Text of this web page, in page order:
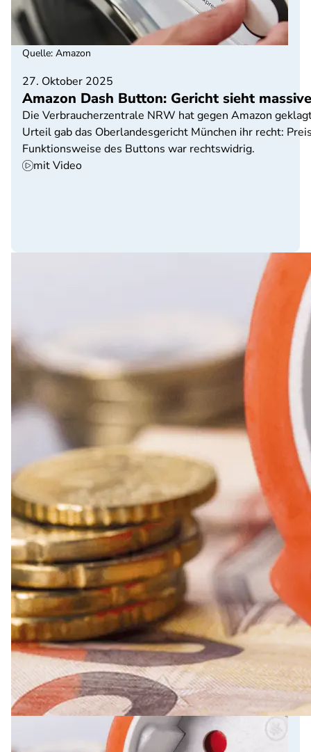
27. Oktober 2025
Amazon Dash Button: Gericht sieht
Die Verbraucherzentrale NRW hat gegen Amazon
Urteil gab das Oberlandesgericht München ihr recht:
Funktionsweise des Buttons war rechtswidrig.
mit Video
Quelle: Amazon